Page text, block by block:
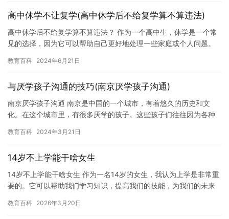
高中休学不让复学(高中休学后不给复学算不算违法)
高中休学后不给复学算不算违法？ 作为一个高中生，休学是一个常
见的选择，因为它可以帮助自己更好地处理一些家庭或个人问题。
《…
教育百科 2024年6月21日
与厌学孩子沟通的技巧(南京厌学孩子沟通)
南京厌学孩子沟通 南京是中国的一个城市，有着悠久的历史和文
化。在这个城市里，有很多厌学的孩子。这些孩子们往往因为各种
将探讨…
教育百科 2024年3月21日
14岁不上学能干啥女生
14岁不上学能干啥女生 作为一名14岁的女生，我认为上学是非常重
要的。它可以帮助我们学习知识，提高我们的技能，为我们的未来
教育百科 2026年3月20日